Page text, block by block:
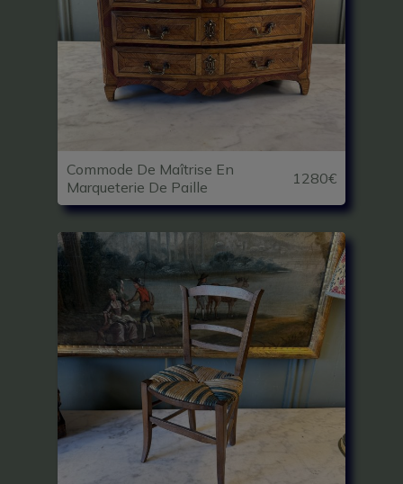
Commode De Maîtrise En
Marqueterie De Paille
1280€